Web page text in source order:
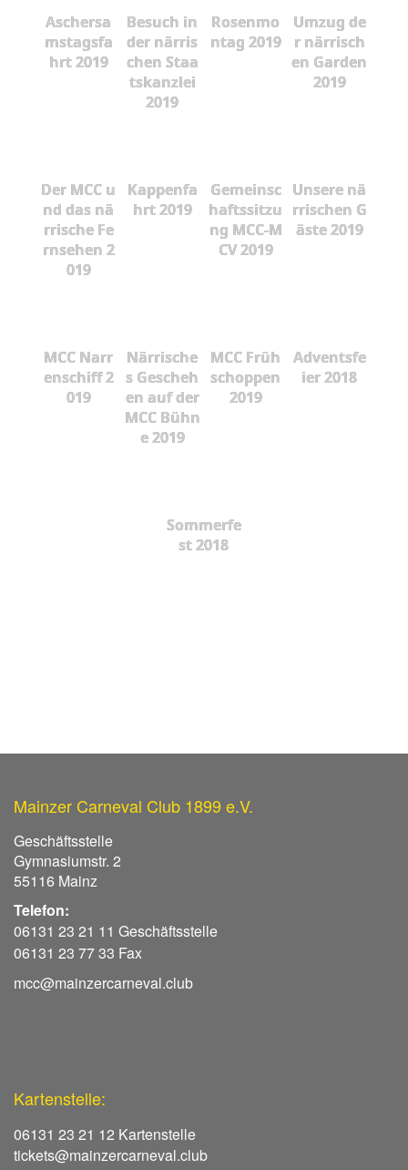
Aschersa
mstagsfa
hrt 2019
Besuch in
der närris
chen Staa
tskanzlei
2019
Rosenmo
ntag 2019
Umzug de
r närrisch
en Garden
2019
Der MCC u
nd das nä
rrische Fe
rnsehen 2
019
Kappenfa
hrt 2019
Gemeinsc
haftssitzu
ng MCC-M
CV 2019
Unsere nä
rrischen G
äste 2019
MCC Narr
enschiff 2
019
Närrische
s Gescheh
en auf der
MCC Bühn
e 2019
MCC Früh
schoppen
2019
Adventsfe
ier 2018
Sommerfe
st 2018
Mainzer Carneval Club 1899 e.V.
Geschäftsstelle
Gymnasiumstr. 2
55116 Mainz
Telefon:
06131 23 21 11 Geschäftsstelle
06131 23 77 33 Fax
mcc@mainzercarneval.club
Kartenstelle:
06131 23 21 12 Kartenstelle
tickets@mainzercarneval.club